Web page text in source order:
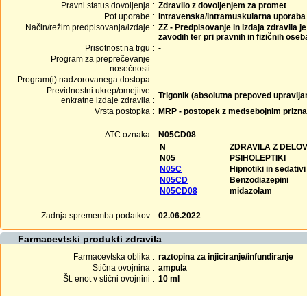
Pravni status dovoljenja : Zdravilo z dovoljenjem za promet
Pot uporabe :
Intravenska/intramuskularna uporaba
Način/režim predpisovanja/izdaje : ZZ - Predpisovanje in izdaja zdravila
zavodih ter pri pravnih in fizičnih
Prisotnost na trgu : -
Program za preprečevanje
nosečnosti :
Program(i) nadzorovanega dostopa :
Previdnostni ukrep/omejitve
enkratne izdaje zdravila : Trigonik (absolutna prepoved
Vrsta postopka : MRP - postopek z medsebojnim
ATC oznaka : N05CD08
N
ZDRAVILA Z
N05
PSIHOLEPTIKI
N05C
Hipnotiki in sedativi
N05CD
Benzodiazepini
N05CD08
midazolam
Zadnja sprememba podatkov : 02.06.2022
Farmacevtski produkti zdravila
Farmacevtska oblika : raztopina za injiciranje/infundiranje
Stična ovojnina : ampula
Št. enot v stični ovojnini : 10 ml